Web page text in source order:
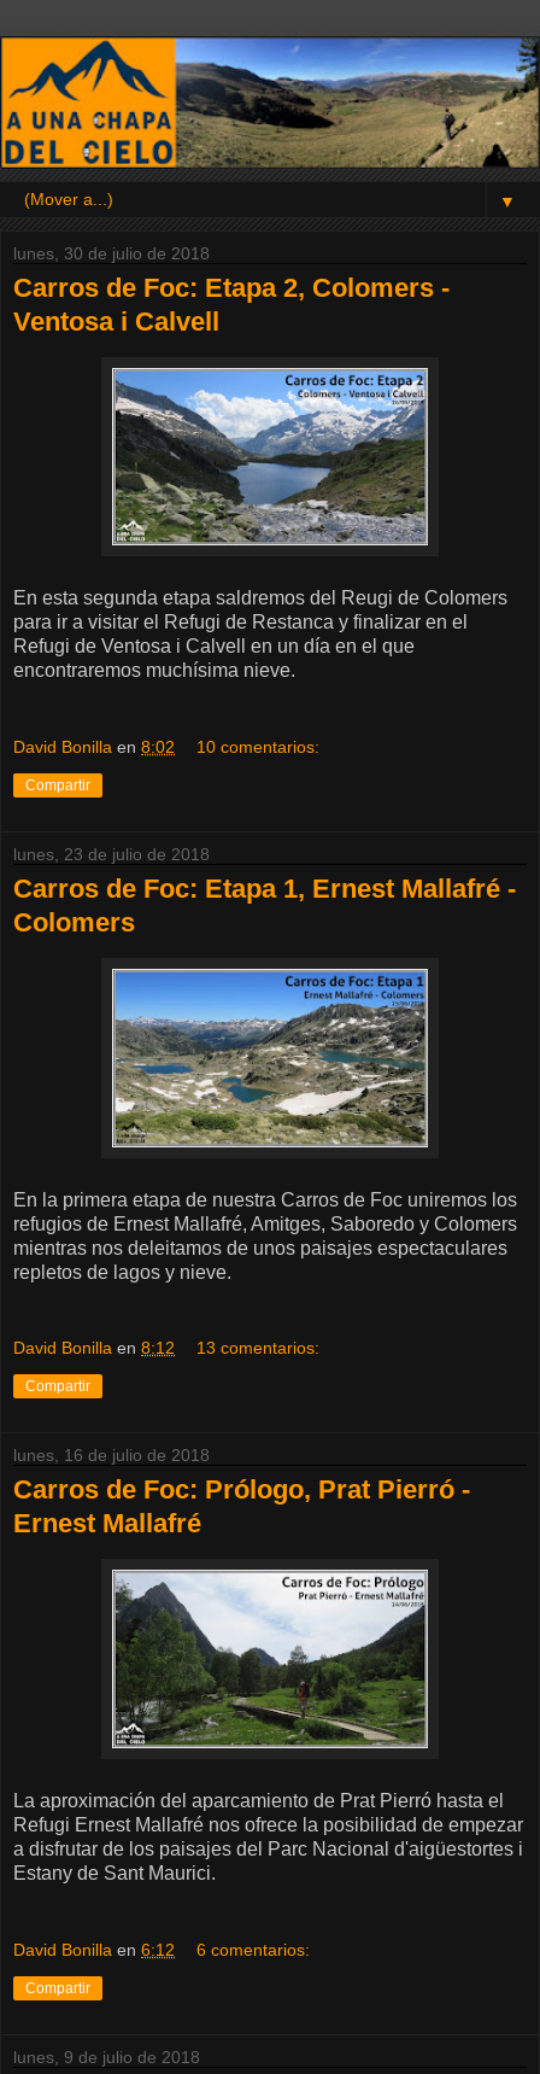
▼
lunes, 30 de julio de 2018
Carros de Foc: Etapa 2, Colomers -
Ventosa i Calvell
En esta segunda etapa saldremos del Reugi de Colomers
para ir a visitar el Refugi de Restanca y finalizar en el
Refugi de Ventosa i Calvell en un día en el que
encontraremos muchísima nieve.
David Bonilla en 8:02 10 comentarios:
Compartir
lunes, 23 de julio de 2018
Carros de Foc: Etapa 1, Ernest Mallafré -
Colomers
En la primera etapa de nuestra Carros de Foc uniremos los
refugios de Ernest Mallafré, Amitges, Saboredo y Colomers
mientras nos deleitamos de unos paisajes espectaculares
repletos de lagos y nieve.
David Bonilla en 8:12 13 comentarios:
Compartir
lunes, 16 de julio de 2018
Carros de Foc: Prólogo, Prat Pierró -
Ernest Mallafré
La aproximación del aparcamiento de Prat Pierró hasta el
Refugi Ernest Mallafré nos ofrece la posibilidad de empezar
a disfrutar de los paisajes del Parc Nacional d'aigüestortes i
Estany de Sant Maurici.
David Bonilla en 6:12 6 comentarios:
Compartir
lunes, 9 de julio de 2018